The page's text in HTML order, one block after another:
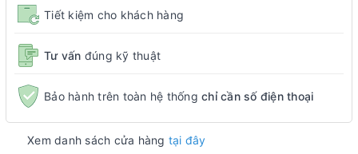
Tiết kiệm cho khách hàng
Tư vấn đúng kỹ thuật
Bảo hành trên toàn hệ thống chỉ cần số điện thoại
Xem danh sách cửa hàng tại đây